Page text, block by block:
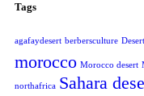
Tags
agafaydesert berbersculture Desert
morocco Morocco desert
northafrica Sahara